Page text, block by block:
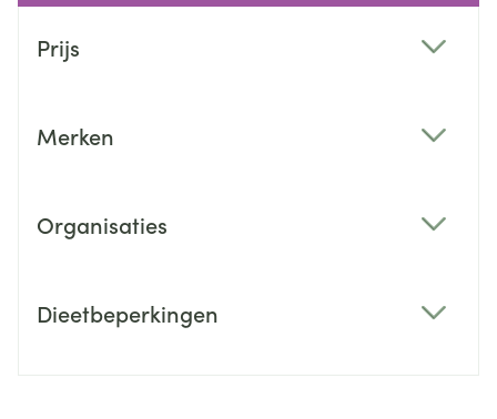
Prijs
Merken
Organisaties
Dieetbeperkingen